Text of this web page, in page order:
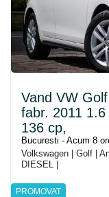
PROMOVAT
Vand VW
fabr. 2011 1.6
136 cp,
Bucuresti - Acum 8
Volkswagen | Golf |
DIESEL |